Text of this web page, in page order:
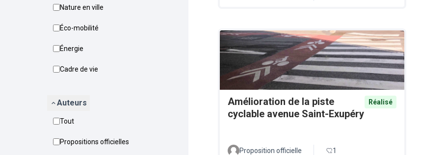
Nature en ville
Éco-mobilité
Énergie
Cadre de vie
Auteurs
Tout
Propositions officielles
Amélioration de la piste
cyclable avenue Saint-Exupéry
Réalisé
Proposition officielle 1